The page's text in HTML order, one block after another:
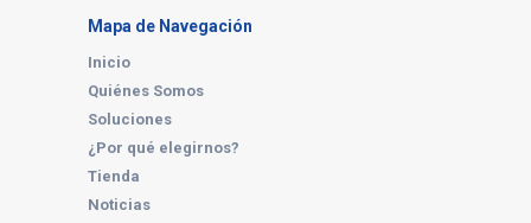
Mapa de Navegación
Inicio
Quiénes Somos
Soluciones
¿Por qué elegirnos?
Tienda
Noticias